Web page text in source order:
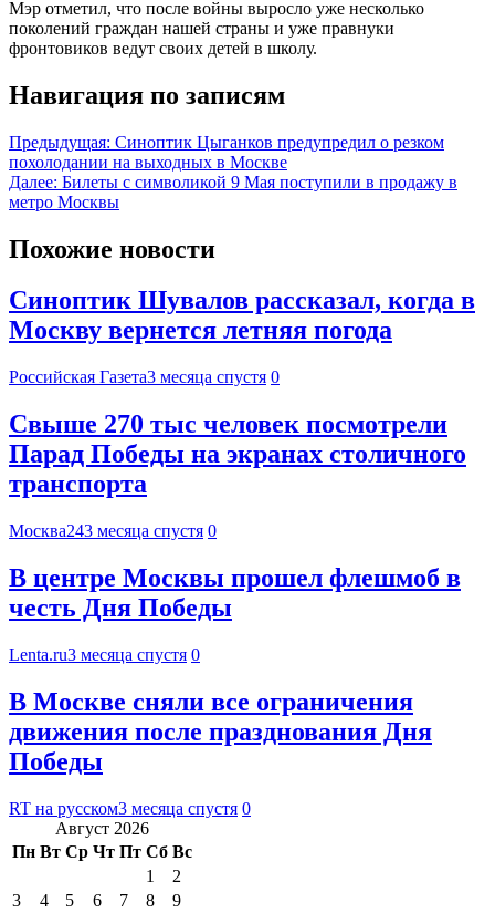
Мэр отметил, что после войны выросло уже несколько
поколений граждан нашей страны и уже правнуки
фронтовиков ведут своих детей в школу.
Навигация по записям
Предыдущая: Синоптик Цыганков предупредил о резком
похолодании на выходных в Москве
Далее: Билеты с символикой 9 Мая поступили в продажу в
метро Москвы
Похожие новости
Синоптик Шувалов рассказал, когда в
Москву вернется летняя погода
Российская Газета3 месяца спустя 0
Свыше 270 тыс человек посмотрели
Парад Победы на экранах столичного
транспорта
Москва243 месяца спустя 0
В центре Москвы прошел флешмоб в
честь Дня Победы
Lenta.ru3 месяца спустя 0
В Москве сняли все ограничения
движения после празднования Дня
Победы
RT на русском3 месяца спустя 0
Август 2026
Пн Вт Ср Чт Пт Сб Вс
1
2
3
4 5 6 7 8
9